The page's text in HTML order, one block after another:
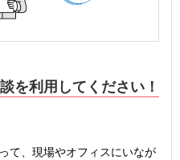
を利用してください！
て、現場やオフィスにいなが